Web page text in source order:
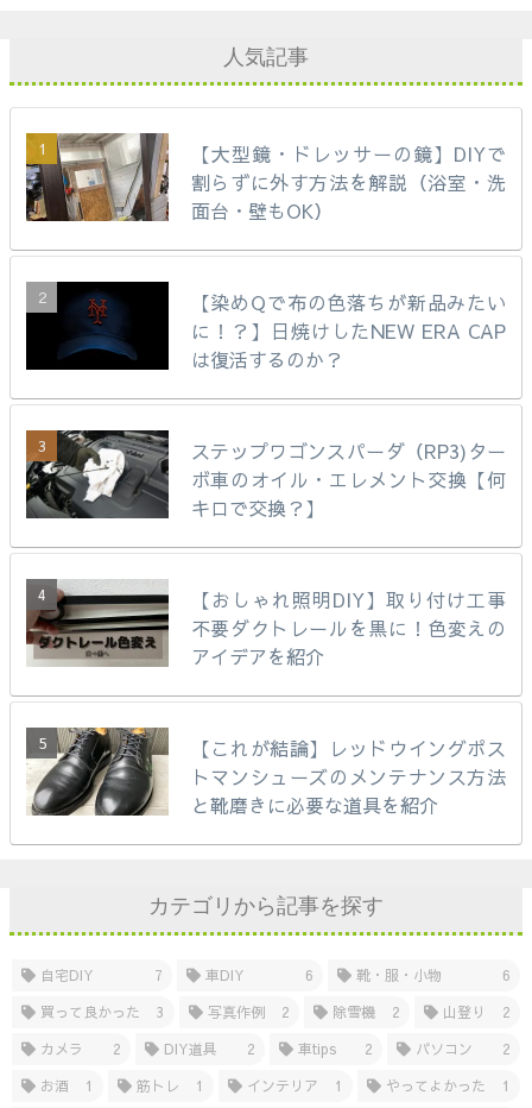
人気記事
【大型鏡・ドレッサーの鏡】DIYで
割らずに外す方法を解説（浴室・洗
面台・壁もOK）
【染めQで布の色落ちが新品みたい
に！？】日焼けしたNEW ERA CAP
は復活するのか？
ステップワゴンスパーダ（RP3)ター
ボ車のオイル・エレメント交換【何
キロで交換？】
【おしゃれ照明DIY】取り付け工事
不要ダクトレールを黒に！色変えの
アイデアを紹介
【これが結論】レッドウイングポス
トマンシューズのメンテナンス方法
と靴磨きに必要な道具を紹介
カテゴリから記事を探す
自宅DIY 7 車DIY 6 靴・服・小物
6
買って良かった
3 写真作例 2 除雪機 2 山登り
2
カメラ
2 DIY道具 2 車tips 2 パソコン
2
お酒
1 筋トレ 1 インテリア 1 やってよかった 1